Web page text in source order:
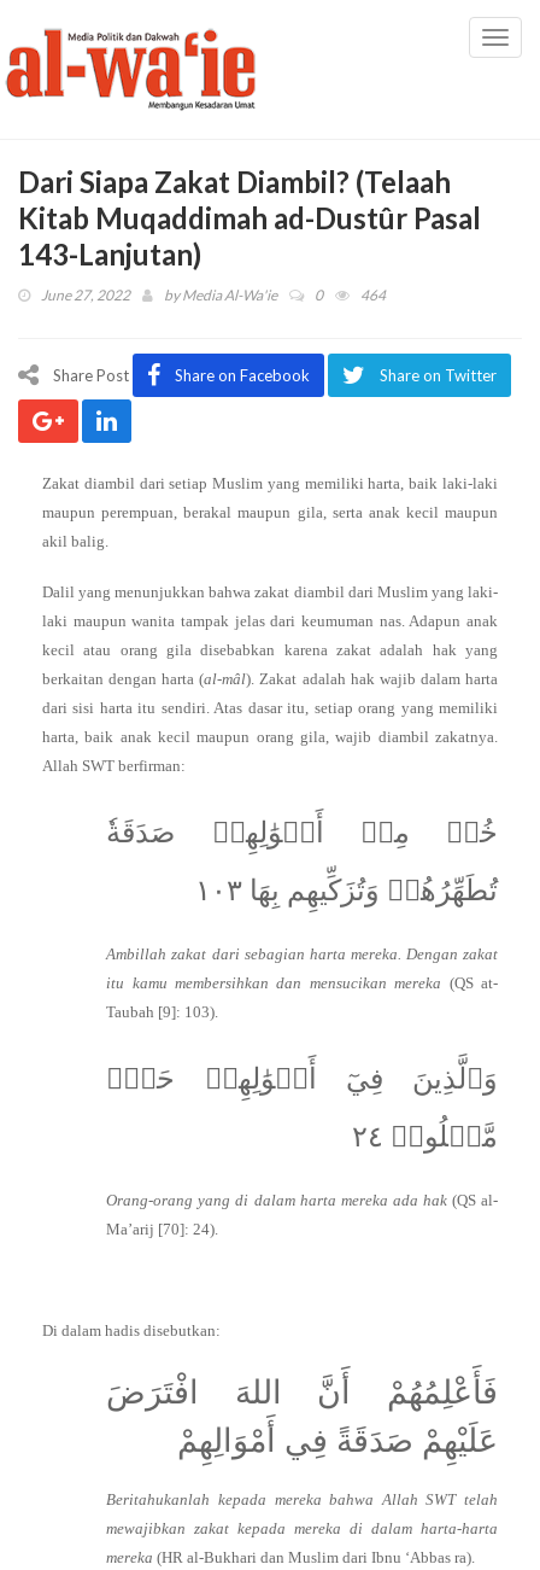
Dari Siapa Zakat Diambil? (Telaah
Kitab Muqaddimah ad-Dustûr Pasal
143-Lanjutan)
June 27, 2022 byMedia Al-Wa'ie 0 464
Share Post Share on Facebook Share on Twitter
Zakat diambil dari setiap Muslim yang memiliki harta, baik laki-laki
maupun perempuan, berakal maupun gila, serta anak kecil maupun
akil balig.
Dalil yang menunjukkan bahwa zakat diambil dari Muslim yang laki-
laki maupun wanita tampak jelas dari keumuman nas. Adapun anak
kecil atau orang gila disebabkan karena zakat adalah hak yang
berkaitan dengan harta (al-mâl). Zakat adalah hak wajib dalam harta
dari sisi harta itu sendiri. Atas dasar itu, setiap orang yang memiliki
harta, baik anak kecil maupun orang gila, wajib diambil zakatnya.
Allah SWT berfirman:
خُذۡ مِنۡ أَمۡوَٰلِهِمۡ صَدَقَةٗ
تُطَهِّرُهُمۡ وَتُزَكِّيهِم بِهَا ١٠٣
Ambillah zakat dari sebagian harta mereka. Dengan zakat
itu kamu membersihkan dan mensucikan mereka (QS at-
Taubah [9]: 103).
وَٱلَّذِينَ فِيٓ أَمۡوَٰلِهِمۡ حَقّٞ
مَّعۡلُومٞ ٢٤
Orang-orang yang di dalam harta mereka ada hak(QS al-
Ma’arij [70]: 24).
Di dalam hadis disebutkan:
فَأَعْلِمُهُمْ أَنَّ اللهَ افْتَرَضَ
عَلَيْهِمْ صَدَقَةً فِي أَمْوَالِهِمْ
Beritahukanlah kepada mereka bahwa Allah SWT telah
mewajibkan zakat kepada mereka di dalam harta-harta
mereka(HR al-Bukhari dan Muslim dari Ibnu ‘Abbas ra).